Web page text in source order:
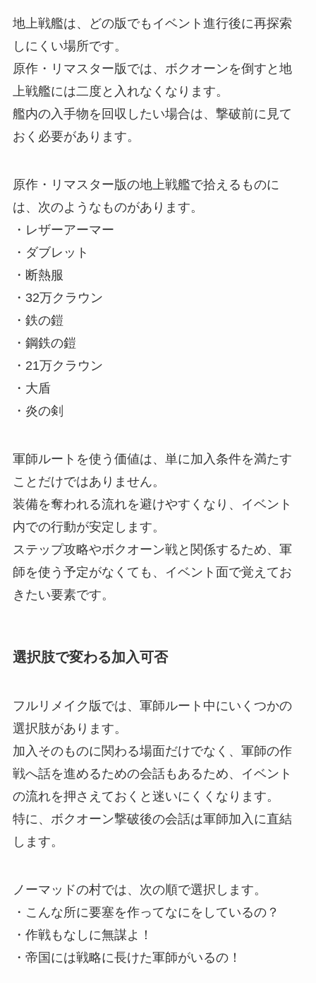
地上戦艦は、どの版でもイベント進行後に再探索
しにくい場所です。
原作・リマスター版では、ボクオーンを倒すと地
上戦艦には二度と入れなくなります。
艦内の入手物を回収したい場合は、撃破前に見て
おく必要があります。
原作・リマスター版の地上戦艦で拾えるものに
は、次のようなものがあります。
・レザーアーマー
・ダブレット
・断熱服
・32万クラウン
・鉄の鎧
・鋼鉄の鎧
・21万クラウン
・大盾
・炎の剣
軍師ルートを使う価値は、単に加入条件を満たす
ことだけではありません。
装備を奪われる流れを避けやすくなり、イベント
内での行動が安定します。
ステップ攻略やボクオーン戦と関係するため、軍
師を使う予定がなくても、イベント面で覚えてお
きたい要素です。
選択肢で変わる加入可否
フルリメイク版では、軍師ルート中にいくつかの
選択肢があります。
加入そのものに関わる場面だけでなく、軍師の作
戦へ話を進めるための会話もあるため、イベント
の流れを押さえておくと迷いにくくなります。
特に、ボクオーン撃破後の会話は軍師加入に直結
します。
ノーマッドの村では、次の順で選択します。
・こんな所に要塞を作ってなにをしているの？
・作戦もなしに無謀よ！
・帝国には戦略に長けた軍師がいるの！